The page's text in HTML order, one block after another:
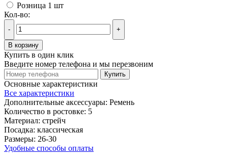
Розница 1 шт
Кол-во:
- +
В корзину
Купить в один клик
Введите номер телефона и мы перезвоним
Купить
Основные характеристики
Все характеристики
Дополнительные аксессуары: Ремень
Количество в ростовке: 5
Материал: стрейч
Посадка: классическая
Размеры: 26-30
Удобные способы оплаты